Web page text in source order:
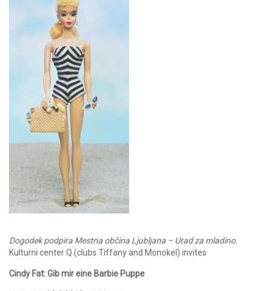
Dogodek podpira Mestna občina Ljubljana – Urad za mladino.
Kulturni center Q (clubs Tiffany and Monokel) invites
Cindy Fat: Gib mir eine Barbie Puppe